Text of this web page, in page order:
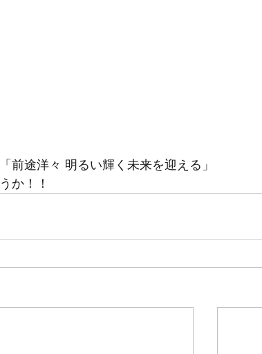
前途洋々 明るい輝く未来を迎える」
か！！